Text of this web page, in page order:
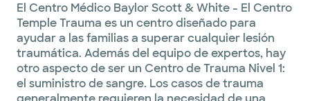
El Centro Médico Baylor Scott & White - El Centro
Temple Trauma es un centro diseñado para
ayudar a las familias a superar cualquier lesión
traumática. Además del equipo de expertos, hay
otro aspecto de ser un Centro de Trauma Nivel 1:
el suministro de sangre. Los casos de trauma